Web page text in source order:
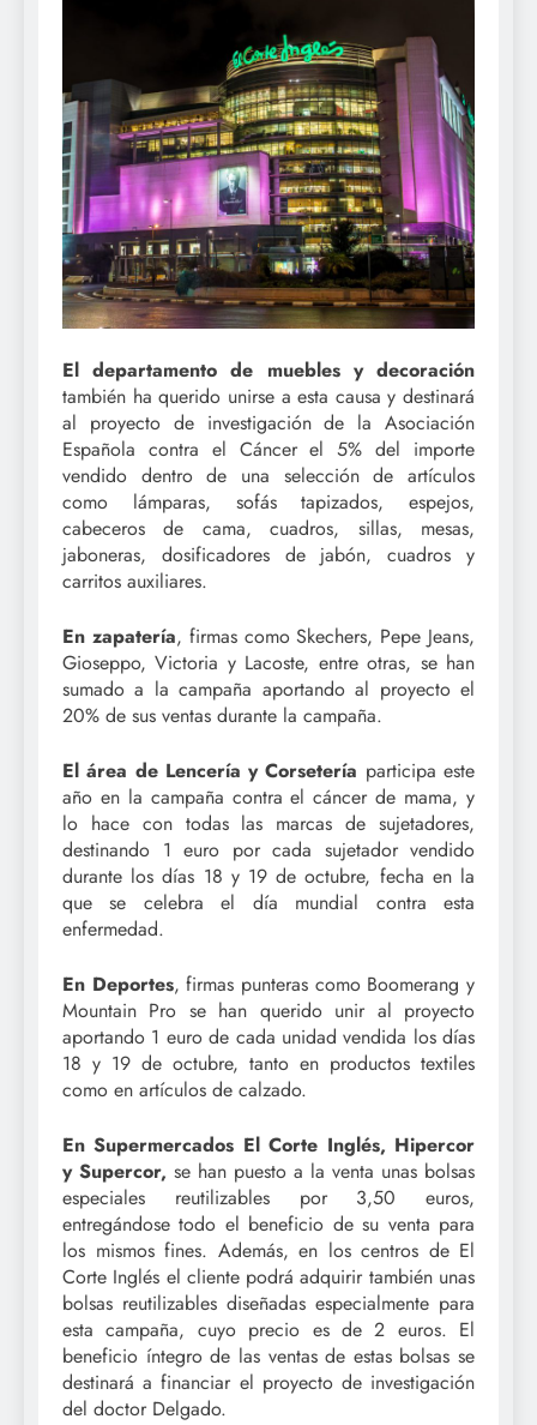
El departamento de muebles y decoración
también ha querido unirse a esta causa y destinará
al proyecto de investigación de la Asociación
Española contra el Cáncer el 5% del importe
vendido dentro de una selección de artículos
como lámparas, sofás tapizados, espejos,
cabeceros de cama, cuadros, sillas, mesas,
jaboneras, dosificadores de jabón, cuadros y
carritos auxiliares.
En zapatería, firmas como Skechers, Pepe Jeans,
Gioseppo, Victoria y Lacoste, entre otras, se han
sumado a la campaña aportando al proyecto el
20% de sus ventas durante la campaña.
El área de Lencería y Corsetería participa este
año en la campaña contra el cáncer de mama, y
lo hace con todas las marcas de sujetadores,
destinando 1 euro por cada sujetador vendido
durante los días 18 y 19 de octubre, fecha en la
que se celebra el día mundial contra esta
enfermedad.
En Deportes, firmas punteras como Boomerang y
Mountain Pro se han querido unir al proyecto
aportando 1 euro de cada unidad vendida los días
18 y 19 de octubre, tanto en productos textiles
como en artículos de calzado.
En Supermercados El Corte Inglés, Hipercor
y Supercor, se han puesto a la venta unas bolsas
especiales reutilizables por 3,50 euros,
entregándose todo el beneficio de su venta para
los mismos fines. Además, en los centros de El
Corte Inglés el cliente podrá adquirir también unas
bolsas reutilizables diseñadas especialmente para
esta campaña, cuyo precio es de 2 euros. El
beneficio íntegro de las ventas de estas bolsas se
destinará a financiar el proyecto de investigación
del doctor Delgado.